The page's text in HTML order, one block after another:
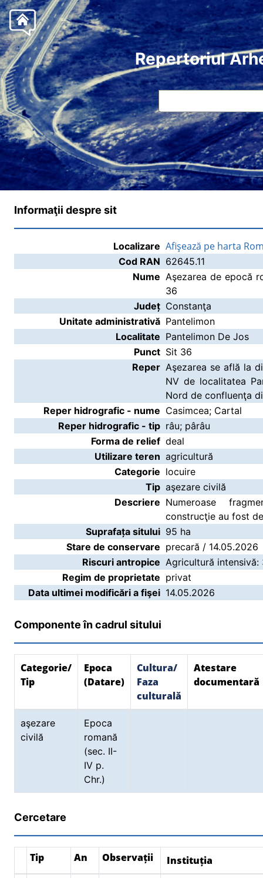
Repertoriul
Informaţii despre sit
Localizare Afişează pe harta
Cod RAN 62645.11
Nume Aşezarea de epocă
36
Județ Constanţa
Unitate administrativă Pantelimon
Localitate Pantelimon De Jos
Punct Sit 36
Reper Aşezarea se află la
NV de localitatea
Nord de confluenţa
Reper hidrografic - nume Casimcea; Cartal
Reper hidrografic - tip râu; pârâu
Forma de relief deal
Utilizare teren agricultură
Categorie locuire
Tip aşezare civilă
Descriere Numeroase
construcţie au fost
Suprafața sitului 95 ha
Stare de conservare precară / 14.05.2026
Riscuri antropice Agricultură intensivă:
Regim de proprietate privat
Data ultimei modificări a fişei 14.05.2026
Componente în cadrul sitului
Categorie/
Tip
Epoca
(Datare)
Cultura/
Faza
culturală
Atestare
documentară
aşezare
civilă
Epoca
romană
(sec. II-
IV p.
Chr.)
Cercetare
Tip An Observații Instituția